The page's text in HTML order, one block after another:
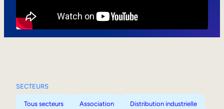
SECTEURS
Tous secteurs Association Distribution industrielle